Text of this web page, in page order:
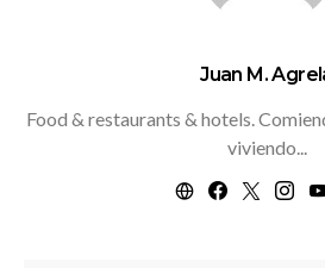
Juan M.
Food & restaurants & hotels.
viviendo...